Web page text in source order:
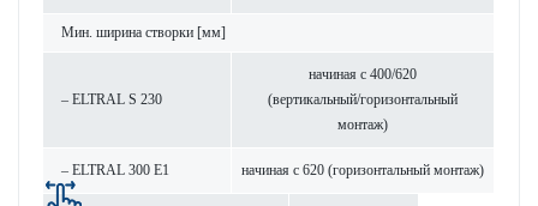
Мин. ширина створки [мм]
– ELTRAL S 230
начиная с 400/620
(вертик­альный/гор­и­з­онтальный
монтаж)
– ELTRAL 300 E1 начиная с 620 (гор­и­з­онтальный монтаж)